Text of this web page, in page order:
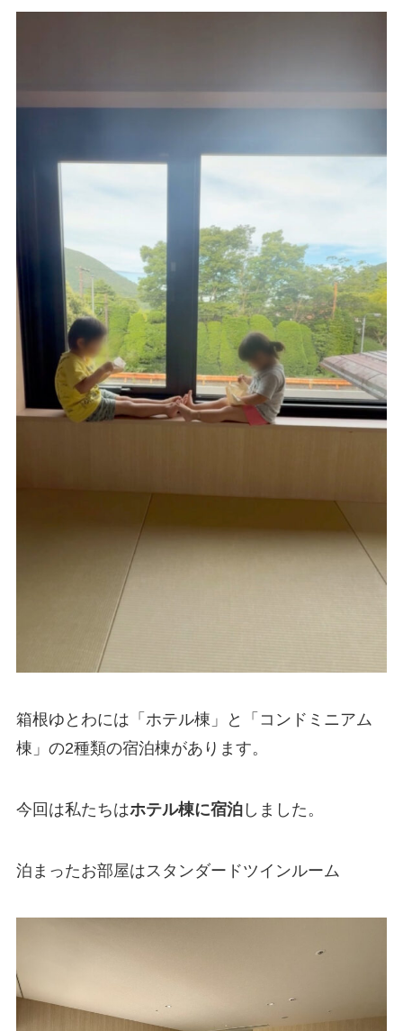
箱根ゆとわには「ホテル棟」と「コンドミニアム
棟」の2種類の宿泊棟があります。
今回は私たちはホテル棟に宿泊しました。
泊まったお部屋はスタンダードツインルーム